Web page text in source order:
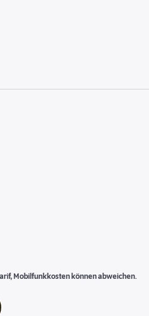
Mobilfunkkosten können abweichen.